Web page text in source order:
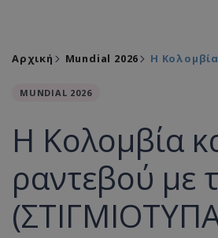
Αρχική Mundial 2026 Η
MUNDIAL 2026
Η Κολομβία
ραντεβού με